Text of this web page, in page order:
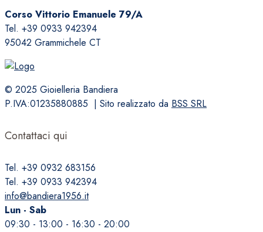
scelte
nella
pagina
Corso Vittorio Emanuele 79/A
Tel. +39 0933 942394
95042 Grammichele CT
© 2025 Gioielleria Bandiera
P.IVA:01235880885 | Sito realizzato da BSS SRL
Contattaci qui
Tel. +39 0932 683156
Tel. +39 0933 942394
info@bandiera1956.it
Lun - Sab
09:30 - 13:00 - 16:30 - 20:00